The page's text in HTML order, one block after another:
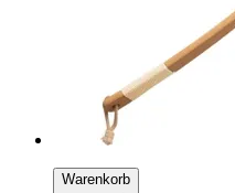
Warenkorb